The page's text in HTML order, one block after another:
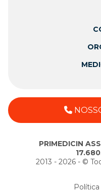
PRIMEDICIN
2013 - 2026 - ©️